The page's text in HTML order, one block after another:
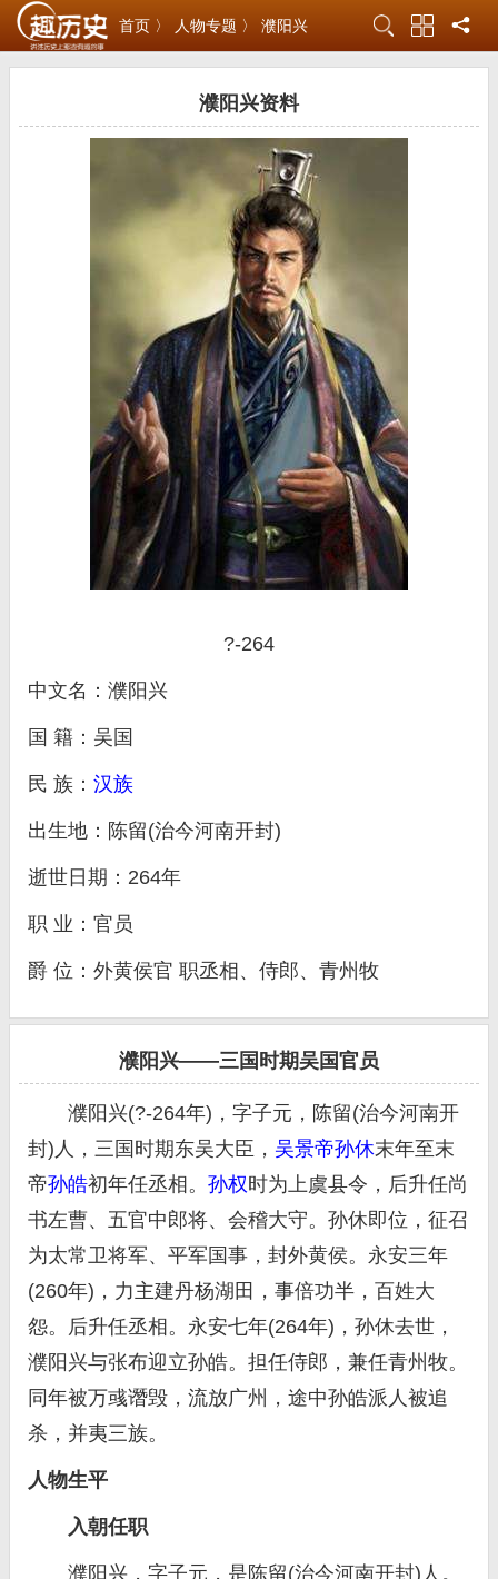
首页 〉 人物专题 〉 濮阳兴
濮阳兴资料
?-264
中文名：濮阳兴
国 籍：吴国
民 族： 汉族
出生地：陈留(治今河南开封)
逝世日期：264年
职 业：官员
爵 位：外黄侯官 职丞相、侍郎、青州牧
濮阳兴——三国时期吴国官员
濮阳兴(?-264年)，字子元，陈留(治今河南开
封)人，三国时期东吴大臣， 吴景帝孙休末年至末
帝孙皓初年任丞相。 孙权时为上虞县令，后升任尚
书左曹、五官中郎将、会稽大守。孙休即位，征召
为太常卫将军、平军国事，封外黄侯。永安三年
(260年)，力主建丹杨湖田，事倍功半，百姓大
怨。后升任丞相。永安七年(264年)，孙休去世，
濮阳兴与张布迎立孙皓。担任侍郎，兼任青州牧。
同年被万彧谮毁，流放广州，途中孙皓派人被追
杀，并夷三族。
人物生平
入朝任职
濮阳兴，字子元，是陈留(治今河南开封)人。